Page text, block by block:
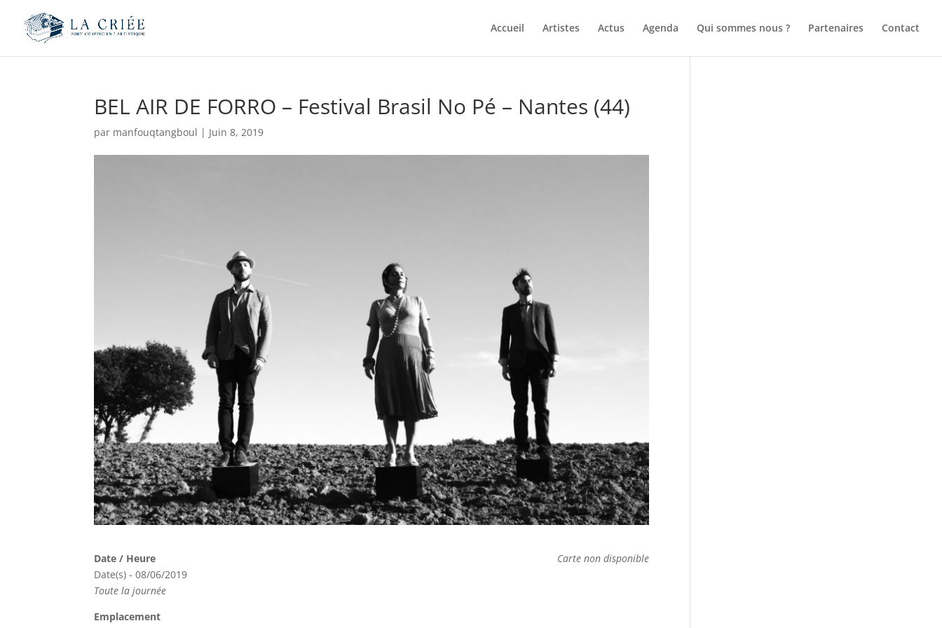
Accueil Artistes Actus Agenda Qui sommes nous ? Partenaires Contact
BEL AIR DE FORRO – Festival Brasil No Pé – Nantes (44)
par manfouqtangboul | Juin 8, 2019
Carte non disponible
Date / Heure
Date(s) - 08/06/2019
Toute la journée
Emplacement